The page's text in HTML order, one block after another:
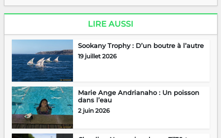
LIRE AUSSI
Sookany Trophy : D’un boutre à l’autre
19 juillet 2026
Marie Ange Andrianaho : Un poisson
dans l’eau
2 juin 2026